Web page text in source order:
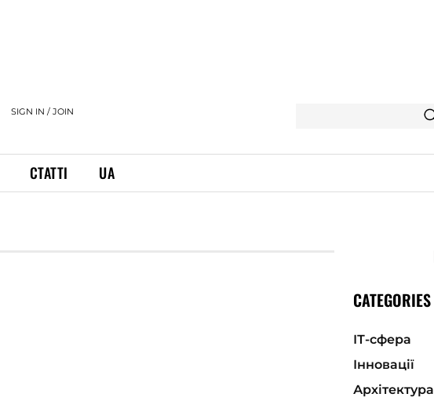
SIGN IN / JOIN
СТАТТІ UA
CATEGORIES
ІТ-сфера
Інновації
Архітектура